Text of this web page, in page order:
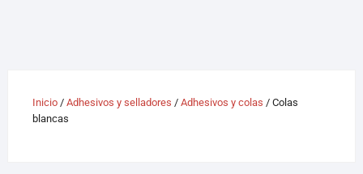
Inicio/ Adhesivos y selladores / Adhesivos y colas / Colas
blancas